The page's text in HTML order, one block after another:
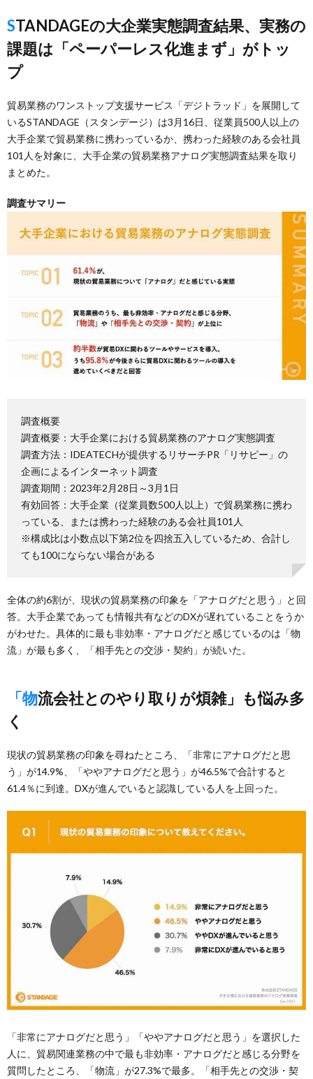
STANDAGEの大企業実態調査結果、実務の
課題は「ペーパーレス化進まず」がトッ
プ
貿易業務のワンストップ支援サービス「デジトラッド」を展開して
いるSTANDAGE（スタンデージ）は3月16日、従業員500人以上の
大手企業で貿易業務に携わっているか、携わった経験のある会社員
101人を対象に、大手企業の貿易業務アナログ実態調査結果を取り
まとめた。
調査サマリー
調査概要
調査概要：大手企業における貿易業務のアナログ実態調査
調査方法：IDEATECHが提供するリサーチPR「リサピー」の
企画によるインターネット調査
調査期間：2023年2月28日～3月1日
有効回答：大手企業（従業員数500人以上）で貿易業務に携わ
っている、または携わった経験のある会社員101人
※構成比は小数点以下第2位を四捨五入しているため、合計し
ても100にならない場合がある
全体の約6割が、現状の貿易業務の印象を「アナログだと思う」と回
答。大手企業であっても情報共有などのDXが遅れていることをうか
がわせた。具体的に最も非効率・アナログだと感じているのは「物
流」が最も多く、「相手先との交渉・契約」が続いた。
「物流会社とのやり取りが煩雑」も悩み多
く
現状の貿易業務の印象を尋ねたところ、「非常にアナログだと思
う」が14.9%、「ややアナログだと思う」が46.5%で合計すると
61.4％に到達。DXが進んでいると認識している人を上回った。
「非常にアナログだと思う」「ややアナログだと思う」を選択した
人に、貿易関連業務の中で最も非効率・アナログだと感じる分野を
質問したところ、「物流」が27.3%で最多。「相手先との交渉・契